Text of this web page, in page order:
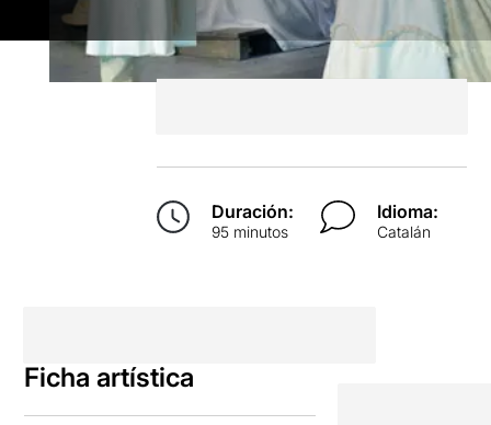
Duración:
95 minutos
Idioma:
Catalán
Ficha artística